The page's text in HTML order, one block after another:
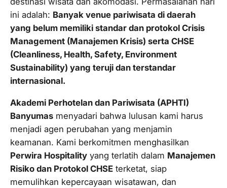
ini adalah: Banyak venue pariwisata di daerah
yang belum memiliki standar dan protokol Crisis
Management (Manajemen Krisis) serta CHSE
(Cleanliness, Health, Safety, Environment
Sustainability) yang teruji dan terstandar
internasional.
Akademi Perhotelan dan Pariwisata (APHTI)
Banyumas menyadari bahwa lulusan kami harus
menjadi agen perubahan yang menjamin
keamanan. Kami berkomitmen menghasilkan
Perwira Hospitality yang terlatih dalam Manajemen
Risiko dan Protokol CHSE terketat, siap
memulihkan kepercayaan wisatawan, dan